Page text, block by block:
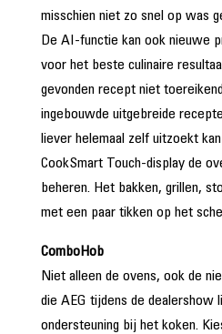
misschien niet zo snel op was
De AI-functie kan ook nieuwe
voor het beste culinaire
gevonden recept niet
ingebouwde uitgebreide
liever helemaal zelf uitzoekt
CookSmart Touch-display de
beheren. Het bakken, grillen,
met een paar tikken op het
ComboHob
Niet alleen de ovens, ook de
die AEG tijdens de dealershow
ondersteuning bij het koken.